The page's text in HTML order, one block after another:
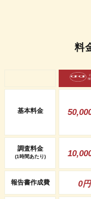
料
基本料金
調査料金
(1時間あたり)
報告書作成費 0円